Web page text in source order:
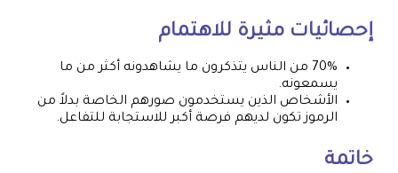
إحصائيات مثيرة للاهتمام
70% من الناس يتذكرون ما يشاهدونه أكثر من ما
يسمعونه.
الأشخاص الذين يستخدمون صورهم الخاصة بدلاً من
الرموز تكون لديهم فرصة أكبر للاستجابة للتفاعل.
خاتمة